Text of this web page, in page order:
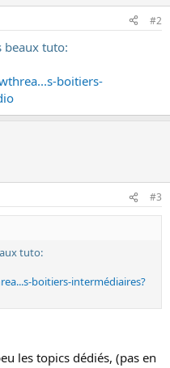
#2
beaux tuto:
boitiers-
#3
tuto:
boitiers-intermédiaires?
les topics dédiés, (pas en